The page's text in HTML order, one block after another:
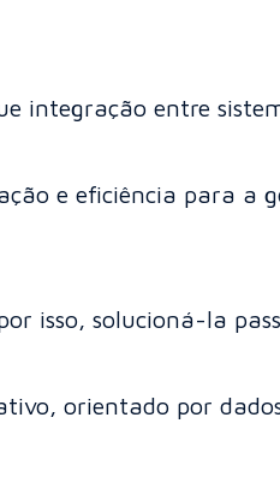
integração entre
e eficiência para a
isso, solucioná-la
orientado por